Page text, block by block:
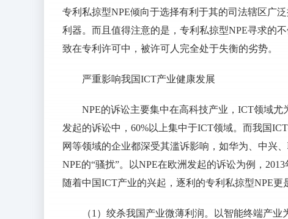
专利私掠型NPE倾向于选择有利于其的司法辖区广
利器。而且值得注意的是，专利私掠型NPE寻求的
致在专利许可中，被许可人完全处于失衡的劣势。
严重影响我国ICT产业健康发展
NPE的诉讼主要集中在高科技产业，ICT领域尤
发起的诉讼中，60%以上集中于ICT领域。而我国
网等领域的企业都深受其滥诉影响，如华为、中兴
NPE的“骚扰”。以NPE在欧洲发起的诉讼为例，
随着中国ICT产业的兴起，逐利的专利私掠型NPE更
（1）绞杀我国产业微薄利润。以智能终端产